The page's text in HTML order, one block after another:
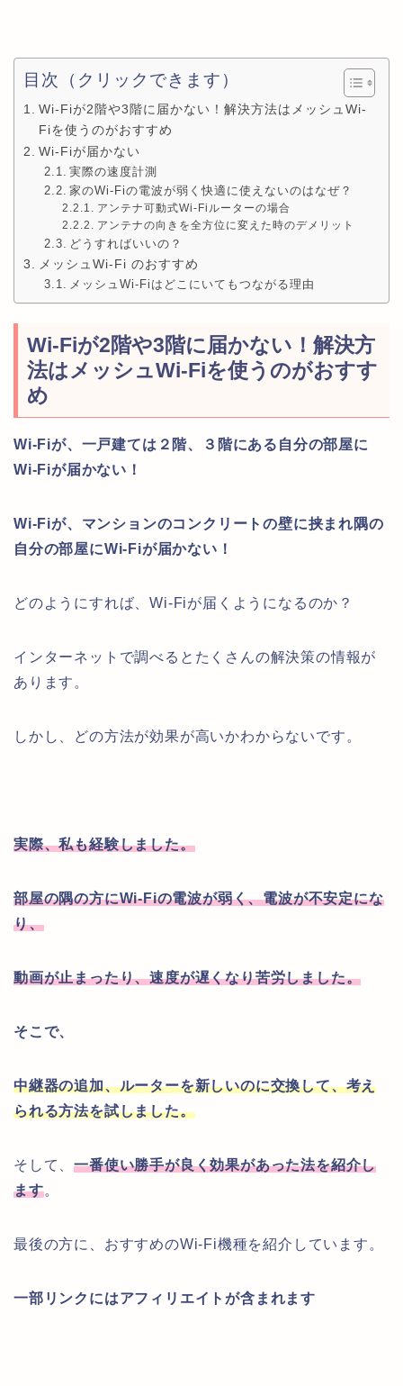
目次（クリックできます）
Wi-Fiが2階や3階に届かない！解決方法はメッシュWi-
Fiを使うのがおすすめ
Wi-Fiが届かない
実際の速度計測
家のWi-Fiの電波が弱く快適に使えないのはなぜ？
アンテナ可動式Wi-Fiルーターの場合
アンテナの向きを全方位に変えた時のデメリット
どうすればいいの？
メッシュWi-Fi のおすすめ
メッシュWi-Fiはどこにいてもつながる理由
Wi-Fiが2階や3階に届かない！解決方
法はメッシュWi-Fiを使うのがおすす
め
Wi-Fiが、一戸建ては２階、３階にある自分の部屋に
Wi-Fiが届かない！
Wi-Fiが、マンションのコンクリートの壁に挟まれ隅の
自分の部屋にWi-Fiが届かない！
どのようにすれば、Wi-Fiが届くようになるのか？
インターネットで調べるとたくさんの解決策の情報が
あります。
しかし、どの方法が効果が高いかわからないです。
実際、私も経験しました。
部屋の隅の方にWi-Fiの電波が弱く、電波が不安定にな
り、
動画が止まったり、速度が遅くなり苦労しました。
そこで、
中継器の追加、ルーターを新しいのに交換して、考え
られる方法を試しました。
そして、一番使い勝手が良く効果があった法を紹介し
ます。
最後の方に、おすすめのWi-Fi機種を紹介しています。
一部リンクにはアフィリエイトが含まれます